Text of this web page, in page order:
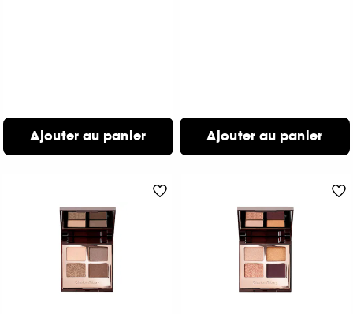
Ajouter au panier Ajouter au panier